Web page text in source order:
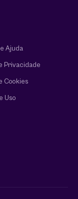
Ajuda
Privacidade
Cookies
Uso